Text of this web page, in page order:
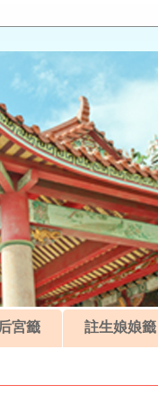
宮籤 註生娘娘籤